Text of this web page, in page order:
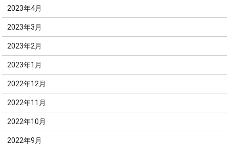
2023年4月
2023年3月
2023年2月
2023年1月
2022年12月
2022年11月
2022年10月
2022年9月